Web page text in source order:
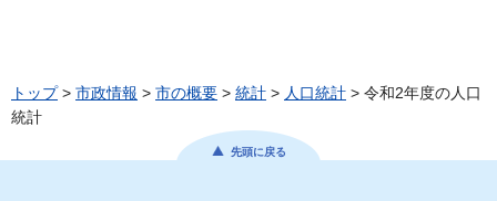
トップ> 市政情報 > 市の概要 > 統計 > 人口統計 > 令和2年度の人口
統計
先頭に戻る